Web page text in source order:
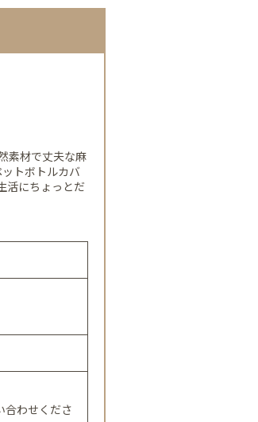
素材で丈夫な麻
トボトルカバ
活にちょっとだ
合わせくださ